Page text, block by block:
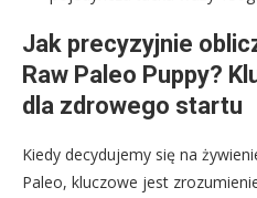
Jak precyzyjnie
Raw Paleo Puppy?
dla zdrowego startu
Kiedy decydujemy się na
Paleo, kluczowe jest